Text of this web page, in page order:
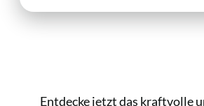
Entdecke jetzt das kraftvolle